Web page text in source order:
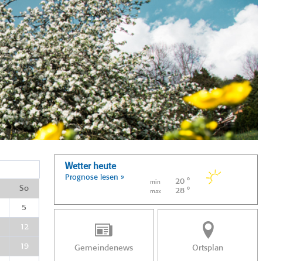
So
5
12
19
Wetter heute
Prognose lesen »
min 20 °
max 28 °
Gemeindenews Ortsplan